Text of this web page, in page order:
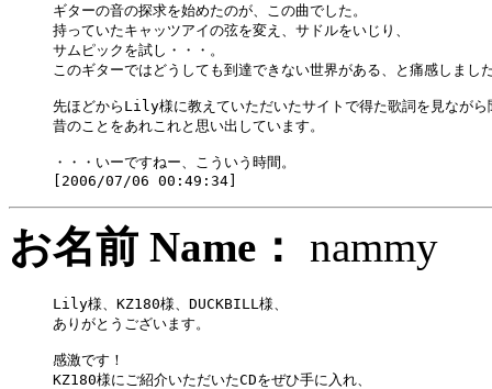
ギターの音の探求を始めたのが、この曲でした。
持っていたキャッツアイの弦を変え、サドルをいじり、
サムピックを試し・・・。
このギターではどうしても到達できない世界がある、と痛感しまし
先ほどからLily様に教えていただいたサイトで得た歌詞を見ながら
昔のことをあれこれと思い出しています。
・・・いーですねー、こういう時間。
お名前 Name：
Lily様、KZ180様、DUCKBILL様、
ありがとうございます。
感激です！
KZ180様にご紹介いただいたCDをぜひ手に入れ、